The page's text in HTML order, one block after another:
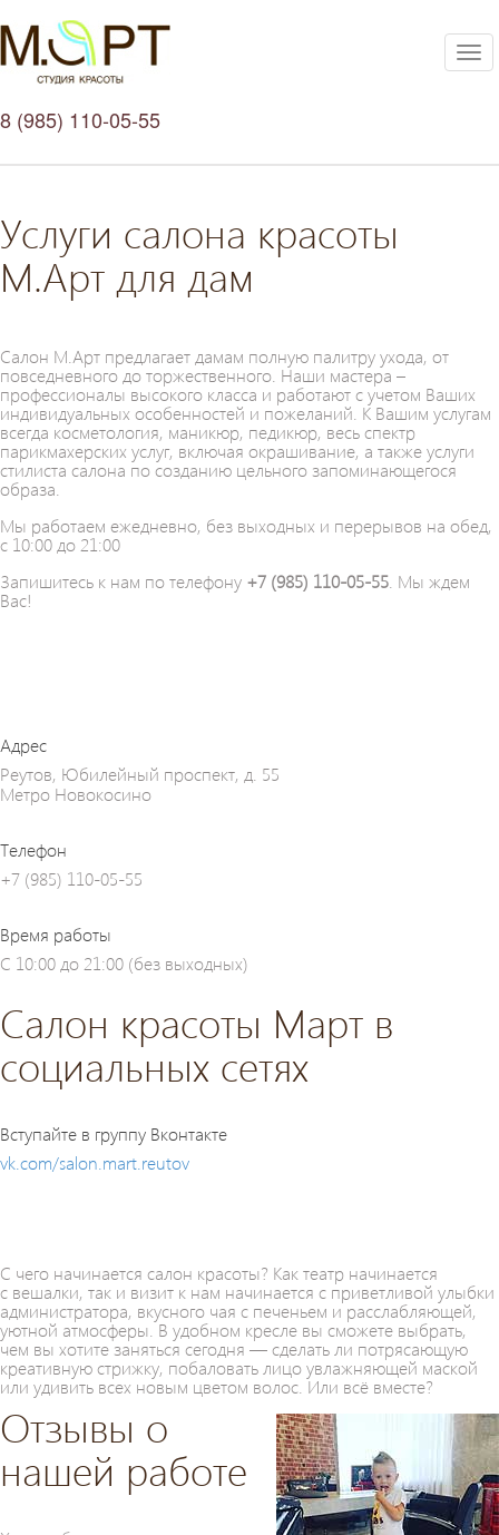
8 (985) 110-05-55
Услуги салона красоты
М.Арт для дам
Салон М.Арт предлагает дамам полную палитру ухода, от
повседневного до торжественного. Наши мастера –
профессионалы высокого класса и работают с учетом Ваших
индивидуальных особенностей и пожеланий. К Вашим услугам
всегда косметология, маникюр, педикюр, весь спектр
парикмахерских услуг, включая окрашивание, а также услуги
стилиста салона по созданию цельного запоминающегося
образа.
Мы работаем ежедневно, без выходных и перерывов на обед,
с 10:00 до 21:00
Запишитесь к нам по телефону +7 (985) 110-05-55 . Мы ждем
Вас!
Адрес
Реутов, Юбилейный проспект, д. 55
Метро Новокосино
Телефон
+7 (985) 110-05-55
Время работы
С 10:00 до 21:00 (без выходных)
Салон красоты Март в
социальных сетях
Вступайте в группу Вконтакте
vk.com/salon.mart.reutov
С чего начинается салон красоты? Как театр начинается
с вешалки, так и визит к нам начинается с приветливой улыбки
администратора, вкусного чая с печеньем и расслабляющей,
уютной атмосферы. В удобном кресле вы сможете выбрать,
чем вы хотите заняться сегодня — сделать ли потрясающую
креативную стрижку, побаловать лицо увлажняющей маской
или удивить всех новым цветом волос. Или всё вместе?
Отзывы о
нашей работе